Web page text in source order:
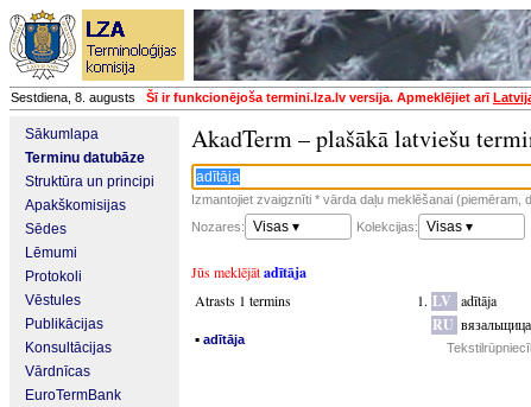
Sestdiena, 8. augusts Šī ir funkcionējoša termini.lza.lv versija. Apmeklējiet arī
Sākumlapa
Terminu datubāze
Struktūra un principi
Apakškomisijas
Sēdes
Lēmumi
Protokoli
Vēstules
Publikācijas
Konsultācijas
Vārdnīcas
EuroTermBank
AkadTerm – plašākā latviešu
Izmantojiet zvaigznīti * vārda daļu meklēšanai (piemēram,
Nozares:
Visas ▾ Kolekcijas: Visas ▾
Jūs meklējātadītāja
Atrasts 1 termins
▪ adītāja
LV adītāja
RU вязальщица